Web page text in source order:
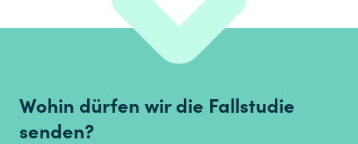
Wohin dürfen wir die Fallstudie
senden?